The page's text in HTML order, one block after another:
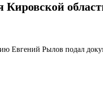
Евгений Рылов подал